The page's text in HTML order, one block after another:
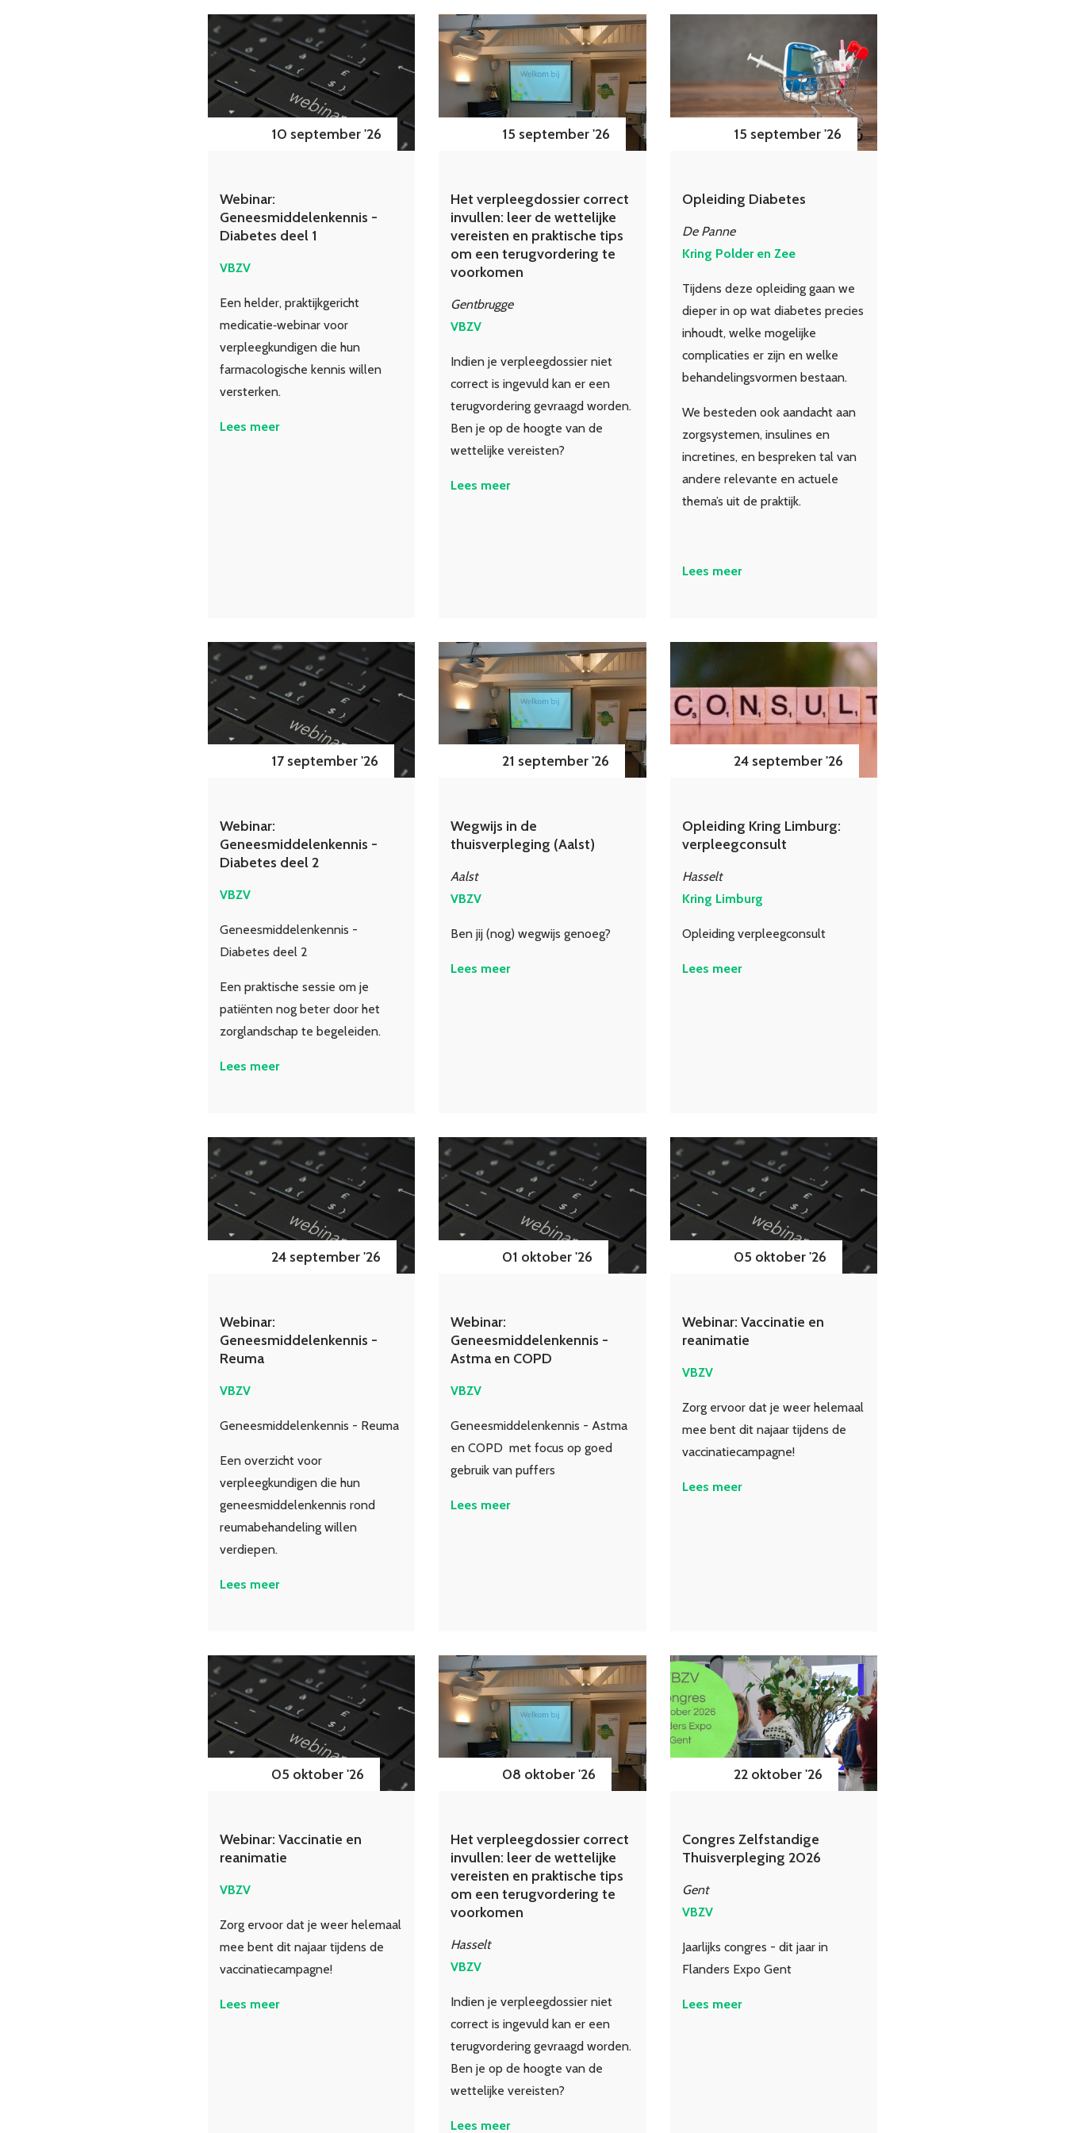
10 september '26
Webinar:
Geneesmiddelenkennis -
Diabetes deel 1
VBZV
Een helder, praktijkgericht
medicatie‑webinar voor
verpleegkundigen die hun
farmacologische kennis willen
versterken.
Lees meer
15 september '26
Het verpleegdossier correct
invullen: leer de wettelijke
vereisten en praktische tips
om een terugvordering te
voorkomen
Gentbrugge
VBZV
Indien je verpleegdossier niet
correct is ingevuld kan er een
terugvordering gevraagd worden.
Ben je op de hoogte van de
wettelijke vereisten?
Lees meer
15 september '26
Opleiding Diabetes
De Panne
Kring Polder en Zee
Tijdens deze opleiding gaan we
dieper in op wat diabetes precies
inhoudt, welke mogelijke
complicaties er zijn en welke
behandelingsvormen bestaan.
We besteden ook aandacht aan
zorgsystemen, insulines en
incretines, en bespreken tal van
andere relevante en actuele
thema’s uit de praktijk.
Lees meer
17 september '26
Webinar:
Geneesmiddelenkennis -
Diabetes deel 2
VBZV
Geneesmiddelenkennis -
Diabetes deel 2
Een praktische sessie om je
patiënten nog beter door het
zorglandschap te begeleiden.
Lees meer
21 september '26
Wegwijs in de
thuisverpleging (Aalst)
Aalst
VBZV
Ben jij (nog) wegwijs genoeg?
Lees meer
24 september '26
Opleiding Kring Limburg:
verpleegconsult
Hasselt
Kring Limburg
Opleiding verpleegconsult
Lees meer
24 september '26
Webinar:
Geneesmiddelenkennis -
Reuma
VBZV
Geneesmiddelenkennis - Reuma
Een overzicht voor
verpleegkundigen die hun
geneesmiddelenkennis rond
reumabehandeling willen
verdiepen.
Lees meer
01 oktober '26
Webinar:
Geneesmiddelenkennis -
Astma en COPD
VBZV
Geneesmiddelenkennis - Astma
en COPD met focus op goed
gebruik van puffers
Lees meer
05 oktober '26
Webinar: Vaccinatie en
reanimatie
VBZV
Zorg ervoor dat je weer helemaal
mee bent dit najaar tijdens de
vaccinatiecampagne!
Lees meer
05 oktober '26
Webinar: Vaccinatie en
reanimatie
VBZV
Zorg ervoor dat je weer helemaal
mee bent dit najaar tijdens de
vaccinatiecampagne!
Lees meer
08 oktober '26
Het verpleegdossier correct
invullen: leer de wettelijke
vereisten en praktische tips
om een terugvordering te
voorkomen
Hasselt
VBZV
Indien je verpleegdossier niet
correct is ingevuld kan er een
terugvordering gevraagd worden.
Ben je op de hoogte van de
wettelijke vereisten?
Lees meer
22 oktober '26
Congres Zelfstandige
Thuisverpleging 2026
Gent
VBZV
Jaarlijks congres - dit jaar in
Flanders Expo Gent
Lees meer